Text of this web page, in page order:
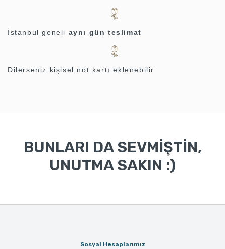
İstanbul geneli aynı gün teslimat
Dilerseniz kişisel not kartı eklenebilir
BUNLARI DA SEVMİŞTİN,
UNUTMA SAKIN :)
Sosyal Hesaplarımız